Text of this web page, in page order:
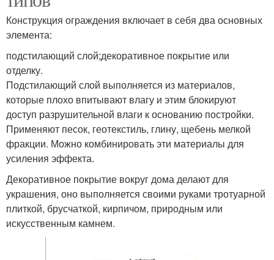
Конструкция ограждения включает в себя два основных
элемента:
подстилающий слой;декоративное покрытие или
отделку.
Подстилающий слой выполняется из материалов,
которые плохо впитывают влагу и этим блокируют
доступ разрушительной влаги к основанию постройки.
Применяют песок, геотекстиль, глину, щебень мелкой
фракции. Можно комбинировать эти материалы для
усиления эффекта.
Декоративное покрытие вокруг дома делают для
украшения, оно выполняется своими руками тротуарной
плиткой, брусчаткой, кирпичом, природным или
искусственным камнем.